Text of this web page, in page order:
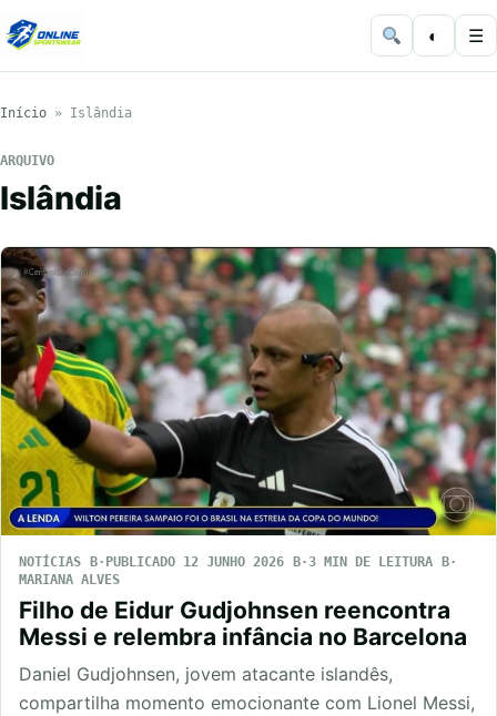
◐ ☰
Início » Islândia
ARQUIVO
Islândia
NOTÍCIAS PUBLICADO 12 JUNHO 2026
3 MIN DE LEITURA
MARIANA ALVES
Filho de Eidur Gudjohnsen reencontra
Messi e relembra infância no Barcelona
Daniel Gudjohnsen, jovem atacante islandês,
compartilha momento emocionante com Lionel Messi,